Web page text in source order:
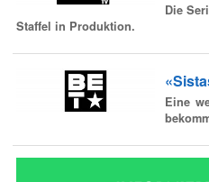
Die
Staffel in Produktion.
Eine